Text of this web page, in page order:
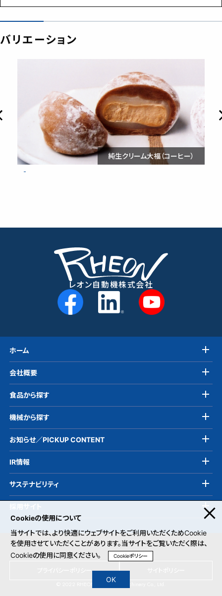
バリエーション
純生クリーム大福（コーヒー）
レオン自動機株式会社
ホーム
会社概要
食品から探す
機械から探す
お知らせ／PICKUP CONTENT
IR情報
サステナビリティ
採用サイト
© 2022 RHEON Automatic Machinery Co., Ltd.
Cookieの使用について
当サイトでは、より快適にウェブサイトをご利用いただくためCookie
を使用させていただくことがあります。当サイトをご覧いただく際は、
Cookieの使用に同意ください。
Cookieポリシー
OK